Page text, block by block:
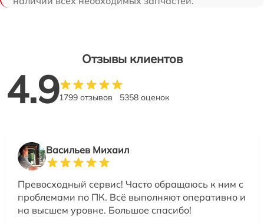
Отзывы клиентов
4.91799 отзывов 5358 оценок
Васильев Михаил
Превосходный сервис! Часто обращаюсь к ним с
проблемами по ПК. Всё выполняют оперативно и
на высшем уровне. Большое спасибо!